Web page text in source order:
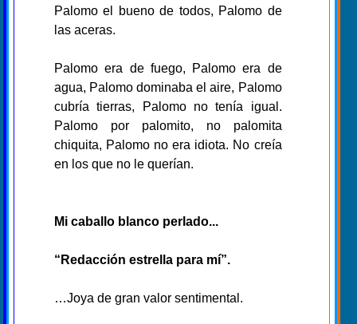
Palomo el bueno de todos, Palomo de
las aceras.
Palomo era de fuego, Palomo era de
agua, Palomo dominaba el aire, Palomo
cubría tierras, Palomo no tenía igual.
Palomo por palomito, no palomita
chiquita, Palomo no era idiota. No creía
en los que no le querían.
Mi caballo blanco perlado...
“Redacción estrella para mí”.
…Joya de gran valor sentimental.